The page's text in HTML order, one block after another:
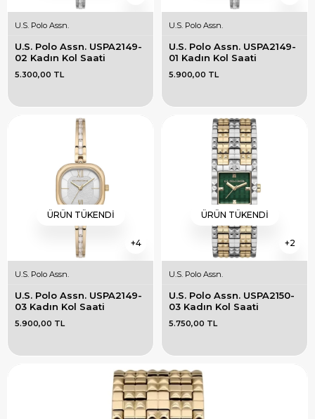
U.S. Polo Assn.
U.S. Polo Assn. USPA2149-
02 Kadın Kol Saati
5.300,00 TL
U.S. Polo Assn.
U.S. Polo Assn. USPA2149-
01 Kadın Kol Saati
5.900,00 TL
4
ÜRÜN TÜKENDI
U.S. Polo Assn.
U.S. Polo Assn. USPA2149-
03 Kadın Kol Saati
5.900,00 TL
2
ÜRÜN TÜKENDI
U.S. Polo Assn.
U.S. Polo Assn. USPA2150-
03 Kadın Kol Saati
5.750,00 TL